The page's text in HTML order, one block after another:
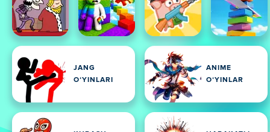
JANG
OʻYINLARI
ANIME
OʻYINLAR